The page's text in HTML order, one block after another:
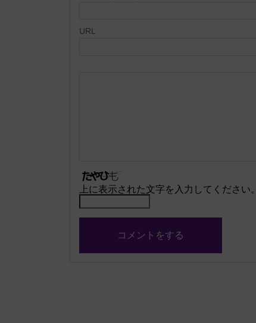
URL
上に表示された文字を入力してください。